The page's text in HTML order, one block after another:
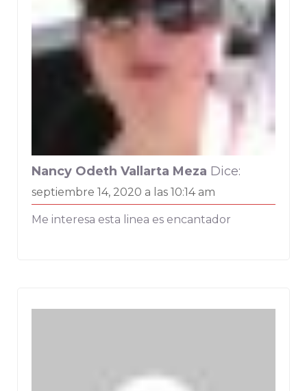
Nancy Odeth Vallarta Meza Dice:
septiembre 14, 2020 a las 10:14 am
Me interesa esta linea es encantador